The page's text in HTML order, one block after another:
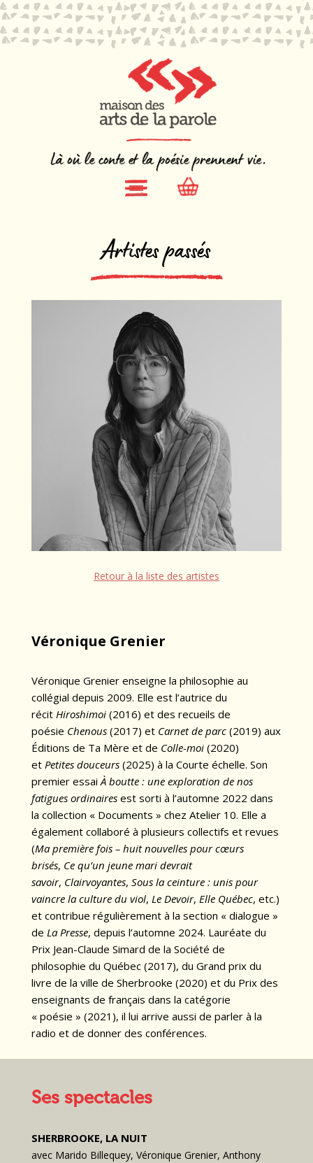
Artistes passés
Retour à la liste des artistes
Véronique Grenier
Véronique Grenier enseigne la philosophie au
collégial depuis 2009. Elle est l’autrice du
récit Hiroshimoi(2016) et des recueils de
poésie Chenous(2017) et Carnet de parc(2019) aux
Éditions de Ta Mère et de Colle-moi(2020)
et Petites douceurs(2025) à la Courte échelle. Son
premier essai À boutte : une exploration de nos
fatigues ordinairesest sorti à l’automne 2022 dans
la collection « Documents » chez Atelier 10. Elle a
également collaboré à plusieurs collectifs et revues
(Ma première fois – huit nouvelles pour cœurs
brisés, Ce qu’un jeune mari devrait
savoir, Clairvoyantes, Sous la ceinture : unis pour
vaincre la culture du viol, Le Devoir, Elle Québec, etc.)
et contribue régulièrement à la section « dialogue »
de La Presse, depuis l’automne 2024. Lauréate du
Prix Jean-Claude Simard de la Société de
philosophie du Québec (2017), du Grand prix du
livre de la ville de Sherbrooke (2020) et du Prix des
enseignants de français dans la catégorie
« poésie » (2021), il lui arrive aussi de parler à la
radio et de donner des conférences.
Ses spectacles
SHERBROOKE, LA NUIT
avec Marido Billequey, Véronique Grenier, Anthony